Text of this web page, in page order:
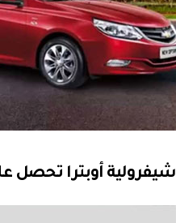
شيفرولية أوبترا تحصل